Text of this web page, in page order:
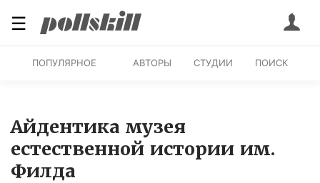
☰
ПОПУЛЯРНОЕ АВТОРЫ СТУДИИ ПОИСК
Айдентика музея
естественной истории им.
Филда